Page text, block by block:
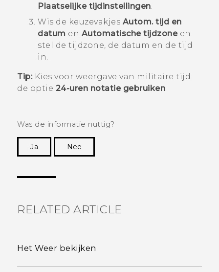
Plaatselijke tijdinstellingen.
Wis de keuzevakjes Autom. tijd en
datum en Automatische tijdzoneen
stel de tijdzone, de datum en de tijd
in.
Tip:Kies voor weergave van militaire tijd
de optie 24-uren notatie gebruiken.
Was de informatie nuttig?
Ja
Nee
RELATED ARTICLE
Het Weer bekijken